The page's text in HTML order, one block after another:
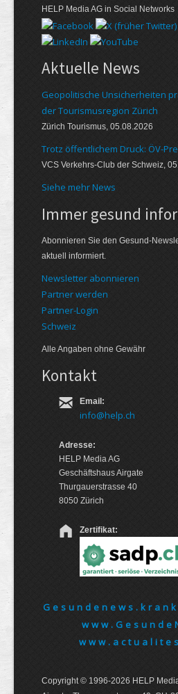
HELP Media AG in Social Networks
Aktuelle News
Geopolitische Unsicherheiten
der Tourismusregion Zürich
Zürich Tourismus, 05.08.2026
Trotz öffentlichem Druck: ÖV-
VCS Verkehrs-Club der Schweiz,
Siehe mehr News
Immer gesund
Abonnieren Sie den Gesund-
aktuell informiert.
Newsletter abonnieren
Partner werden
Partner-Login
Schweiz
Alle Angaben ohne Gewähr
Kontakt
Email:
info@help.ch
Adresse:
HELP Media AG
Geschäftshaus Airgate
Thurgauerstrasse 40
8050 Zürich
Zertifikat:
Copyright © 1996-2026 HELP